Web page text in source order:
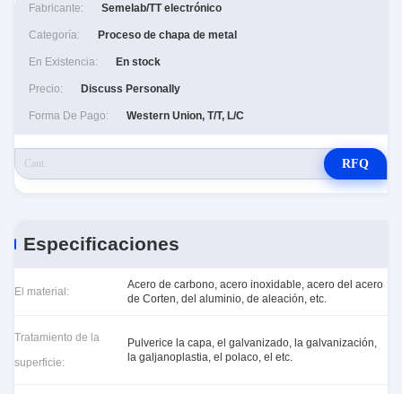
Fabricante: Semelab/TT electrónico
Categoría: Proceso de chapa de metal
En Existencia: En stock
Precio: Discuss Personally
Forma De Pago: Western Union, T/T, L/C
RFQ
Especificaciones
El material:
Acero de carbono, acero inoxidable, acero del acero
de Corten, del aluminio, de aleación, etc.
Tratamiento de la
superficie:
Pulverice la capa, el galvanizado, la galvanización,
la galjanoplastia, el polaco, el etc.